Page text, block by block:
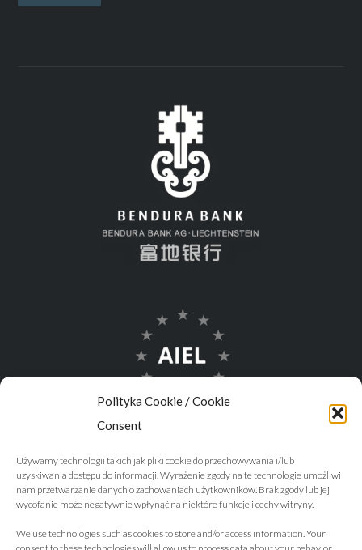
Polityka Cookie / Cookie
Consent
Używamy technologii takich jak pliki cookie do przechowywania i/lub
uzyskiwania dostępu do informacji. Wyrażenie zgody na te technologie umożliwi
nam przetwarzanie danych o zachowaniach użytkowników. Brak zgody lub jej
wycofanie może negatywnie wpłynąć na niektóre funkcje i cechy witryny.
We use technologies such as cookies to store and/or access information. Your